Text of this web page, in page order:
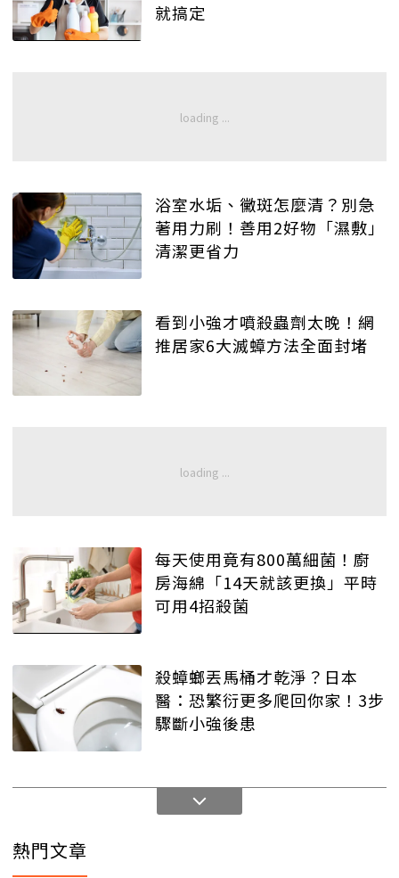
就搞定
浴室水垢、黴斑怎麼清？別急
著用力刷！善用2好物「濕敷」
清潔更省力
看到小強才噴殺蟲劑太晚！網
推居家6大滅蟑方法全面封堵
每天使用竟有800萬細菌！廚
房海綿「14天就該更換」平時
可用4招殺菌
殺蟑螂丟馬桶才乾淨？日本
醫：恐繁衍更多爬回你家！3步
驟斷小強後患
熱門文章